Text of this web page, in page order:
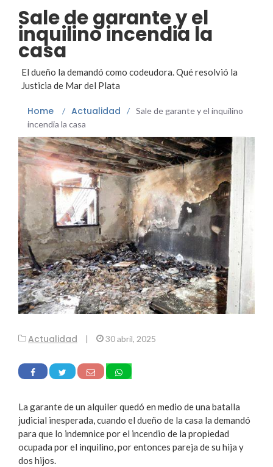
Sale de garante y el
inquilino incendia la
casa
El dueño la demandó como codeudora. Qué resolvió la
Justicia de Mar del Plata
Home / Actualidad / Sale de garante y el inquilino
incendia la casa
Actualidad | 30 abril, 2025
La garante de un alquiler quedó en medio de una batalla
judicial inesperada, cuando el dueño de la casa la demandó
para que lo indemnice por el incendio de la propiedad
ocupada por el inquilino, por entonces pareja de su hija y
dos hijos.